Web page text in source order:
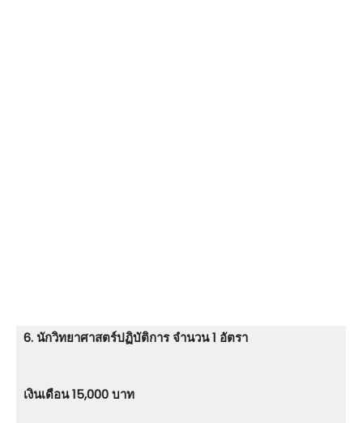
6. นักวิทยาศาสตร์ปฏิบัติการ จำนวน 1 อัตรา
เงินเดือน 15,000 บาท